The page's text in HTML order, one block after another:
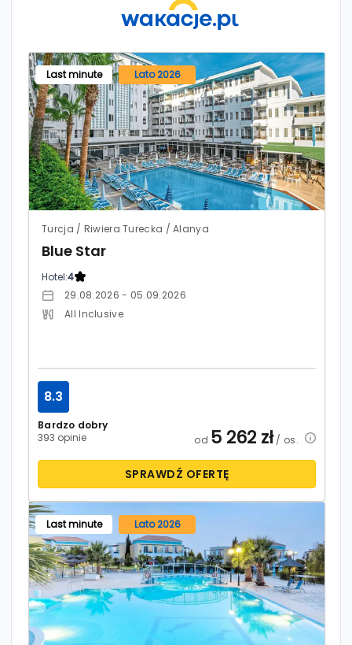
Last minute Lato 2026
Turcja / Riwiera Turecka / Alanya
Blue Star
Hotel:4
29.08.2026 - 05.09.2026
All Inclusive
Bardzo dobry
393 opinie
8.3
od 5 262 zł/ os.
SPRAWDŹ OFERTĘ
Last minute Lato 2026